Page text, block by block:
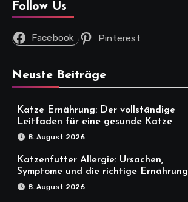
Follow Us
Facebook Pinterest
Neuste Beiträge
Katze Ernährung: Der vollständige
Leitfaden für eine gesunde Katze
8. August 2026
Katzenfutter Allergie: Ursachen,
Symptome und die richtige Ernährung
8. August 2026